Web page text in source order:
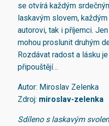
se otvírá každým
laskavým slovem,
autorovi, tak i příjemci.
mohou proslunit druhým
Rozdávat radost a lásku
připouštějí…
Autor: Miroslav Zelenka
Zdroj: miroslav-zelenka
Sdíleno s laskavým